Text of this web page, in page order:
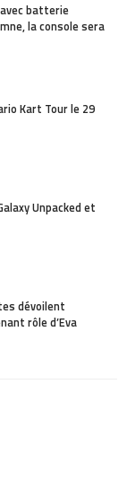
batterie
la console sera
Kart Tour le 29
Unpacked et
dévoilent
rôle d’Eva